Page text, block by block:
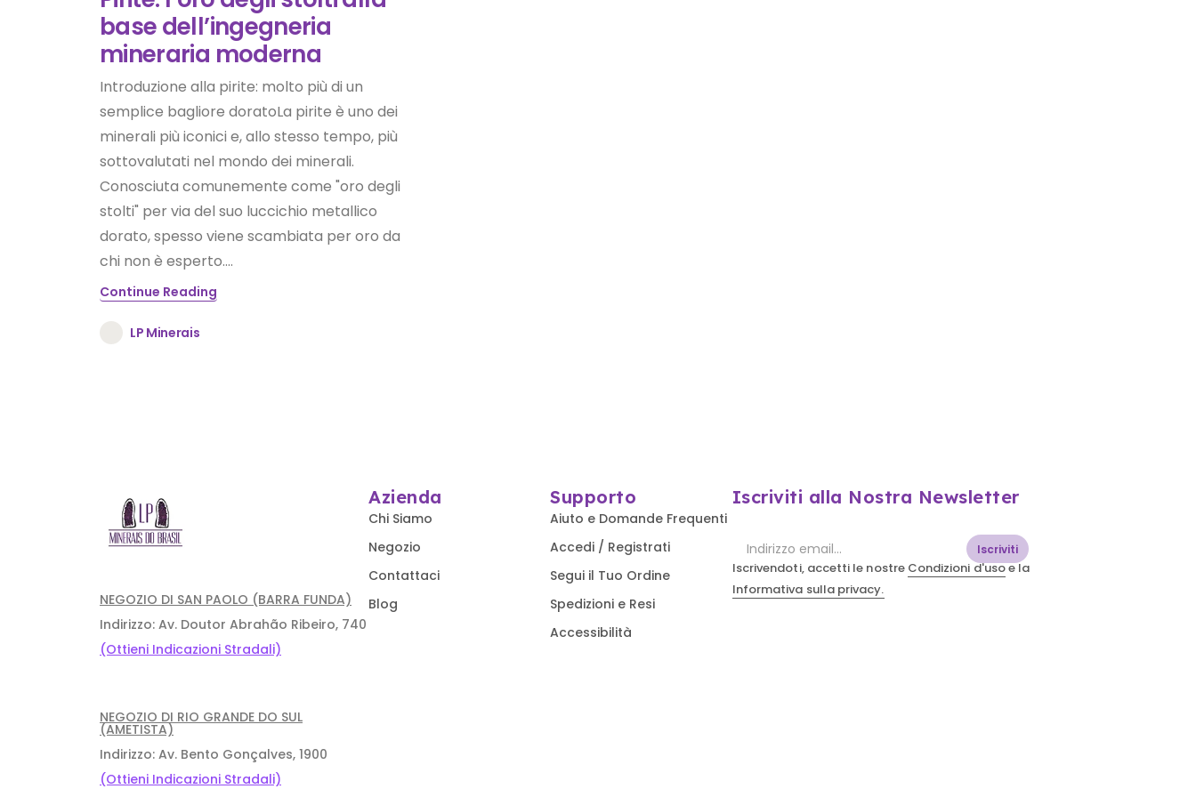
base dell’ingegneria
mineraria moderna
Introduzione alla pirite: molto più di un
semplice bagliore doratoLa pirite è uno dei
minerali più iconici e, allo stesso tempo, più
sottovalutati nel mondo dei minerali.
Conosciuta comunemente come "oro degli
stolti" per via del suo luccichio metallico
dorato, spesso viene scambiata per oro da
chi non è esperto....
Continue Reading
LP Minerais
NEGOZIO DI SAN PAOLO (BARRA FUNDA)
Indirizzo: Av. Doutor Abrahão Ribeiro, 740
(Ottieni Indicazioni Stradali)
NEGOZIO DI RIO GRANDE DO SUL
(AMETISTA)
Indirizzo: Av. Bento Gonçalves, 1900
(Ottieni Indicazioni Stradali)
Azienda
Chi Siamo
Negozio
Contattaci
Blog
Supporto
Aiuto e Domande Frequenti
Accedi / Registrati
Segui il Tuo Ordine
Spedizioni e Resi
Accessibilità
Iscriviti alla Nostra Newsletter
Iscriviti
Iscrivendoti, accetti le nostre Condizioni d'usoe la
Informativa sulla privacy.